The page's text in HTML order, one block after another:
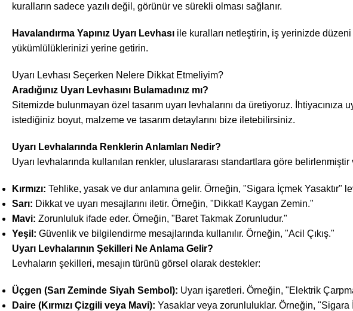
kuralların sadece yazılı değil, görünür ve sürekli olması sağlanır.
Havalandırma Yapınız Uyarı Levhası ile kuralları netleştirin, iş yerinizde düzeni
yükümlülüklerinizi yerine getirin.
Uyarı Levhası Seçerken Nelere Dikkat Etmeliyim?
Aradığınız Uyarı Levhasını Bulamadınız mı?
Sitemizde bulunmayan özel tasarım uyarı levhalarını da üretiyoruz. İhtiyacınıza
istediğiniz boyut, malzeme ve tasarım detaylarını bize iletebilirsiniz.
Uyarı Levhalarında Renklerin Anlamları Nedir?
Uyarı levhalarında kullanılan renkler, uluslararası standartlara göre belirlenmiştir
Kırmızı: Tehlike, yasak ve dur anlamına gelir. Örneğin, "Sigara İçmek Yasaktır"
Sarı: Dikkat ve uyarı mesajlarını iletir. Örneğin, "Dikkat! Kaygan Zemin."
Mavi: Zorunluluk ifade eder. Örneğin, "Baret Takmak Zorunludur."
Yeşil: Güvenlik ve bilgilendirme mesajlarında kullanılır. Örneğin, "Acil Çıkış."
Uyarı Levhalarının Şekilleri Ne Anlama Gelir?
Levhaların şekilleri, mesajın türünü görsel olarak destekler:
Üçgen (Sarı Zeminde Siyah Sembol): Uyarı işaretleri. Örneğin, "Elektrik
Daire (Kırmızı Çizgili veya Mavi): Yasaklar veya zorunluluklar. Örneğin, "Sigara